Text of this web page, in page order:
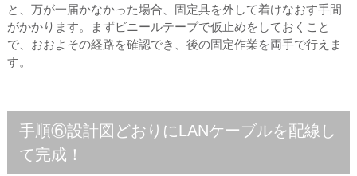
と、万が一届かなかった場合、固定具を外して着けなおす手間
がかかります。まずビニールテープで仮止めをしておくこと
で、おおよその経路を確認でき、後の固定作業を両手で行えま
す。
手順⑥設計図どおりにLANケーブルを配線し
て完成！